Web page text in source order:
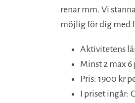
renar mm. Vi
möjlig för dig med
Aktivitetens
Minst 2 max 6
Pris: 1900 kr
I priset ingår: